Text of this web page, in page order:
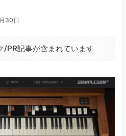
30日
/PR記事が含まれています